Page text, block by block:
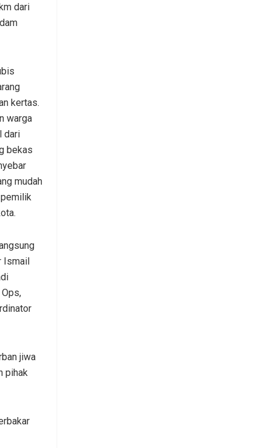
dari
kertas.
warga
dari
bekas
mudah
Ismail
jiwa
pihak